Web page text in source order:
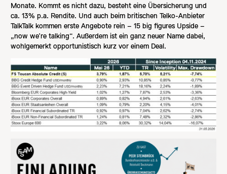
Monate. Kommt es nicht dazu, besteht eine Übersicherung und
ca. 13% p.a. Rendite. Und auch beim britischen Telko-Anbieter
TalkTalk kommen erste Angebote rein – 15 big figures Upside –
„now we’re talking“. Außerdem ist ein ganz neuer Name dabei,
wohlgemerkt opportunistisch kurz vor einem Deal.